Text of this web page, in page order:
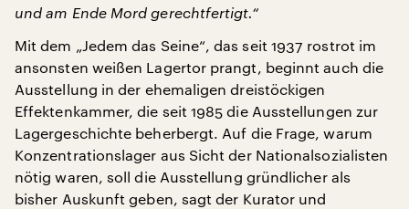
und am Ende Mord gerechtfertigt.“
Mit dem „Jedem das Seine“, das seit 1937 rostrot im
ansonsten weißen Lagertor prangt, beginnt auch die
Ausstellung in der ehemaligen dreistöckigen
Effektenkammer, die seit 1985 die Ausstellungen zur
Lagergeschichte beherbergt. Auf die Frage, warum
Konzentrationslager aus Sicht der Nationalsozialisten
nötig waren, soll die Ausstellung gründlicher als
bisher Auskunft geben, sagt der Kurator und